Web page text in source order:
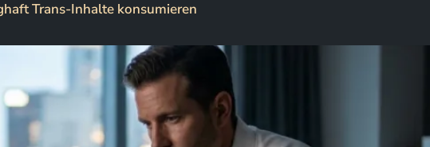
Trans-Inhalte konsumieren